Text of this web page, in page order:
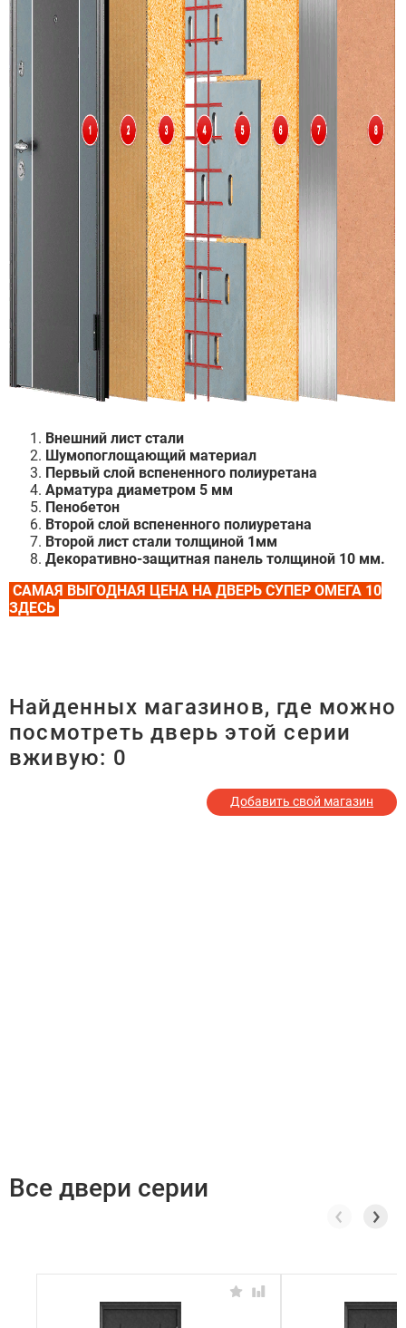
Внешний лист стали
Шумопоглощающий материал
Первый слой вспененного полиуретана
Арматура диаметром 5 мм
Пенобетон
Второй слой вспененного полиуретана
Второй лист стали толщиной 1мм
Декоративно-защитная панель толщиной 10 мм.
САМАЯ ВЫГОДНАЯ ЦЕНА НА ДВЕРЬ СУПЕР ОМЕГА 10
ЗДЕСЬ
Найденных магазинов, где можно
посмотреть дверь этой серии
вживую: 0
Добавить свой магазин
Все двери серии